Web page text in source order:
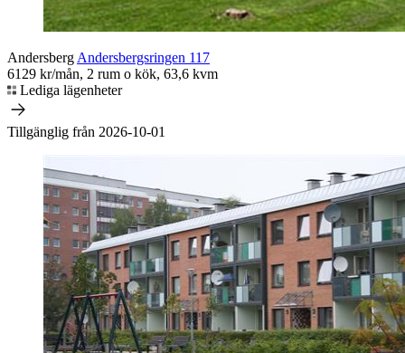
Andersberg Andersbergsringen 117
6129 kr/mån, 2 rum o kök, 63,6 kvm
Lediga lägenheter
Tillgänglig från 2026-10-01